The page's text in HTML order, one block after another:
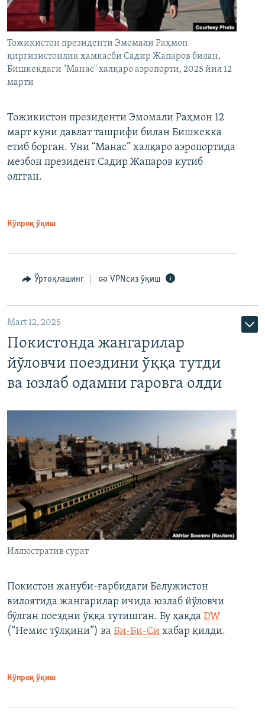
Тожикистон президенти Эмомали Раҳмон
қирғизистонлик ҳамкасби Садир Жапаров билан,
Бишкекдаги "Манас" халқаро аэропорти, 2025 йил 12
марти
Тожикистон президенти Эмомали Раҳмон 12
март куни давлат ташрифи билан Бишкекка
етиб борган. Уни “Манас” халқаро аэропортида
мезбон президент Садир Жапаров кутиб
олгган.
Кўпроқ ўқиш
Ўртоқлашинг VPNсиз ўқиш
Mart 12, 2025
Покистонда жангарилар
йўловчи поездини ўққа тутди
ва юзлаб одамни гаровга олди
Иллюстратив сурат
Покистон жануби-ғарбидаги Белужистон
вилоятида жангарилар ичида юзлаб йўловчи
бўлган поездни ўққа тутишган. Бу ҳақда DW
(“Немис тўлқини”) ва Би-Би-Си хабар қилди.
Кўпроқ ўқиш